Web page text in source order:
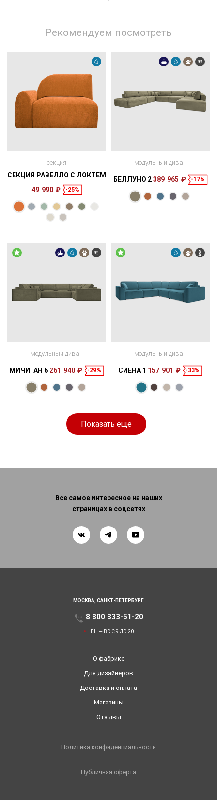
Рекомендуем посмотреть
Размеры
128 × 84 × 125
Спальное
165 × 100 см
секция
СЕКЦИЯ РАВЕЛЛО С ЛОКТЕМ
49 990 ₽
-25%
модульный диван
БЕЛЛУНО 2389 965 ₽ -17%
модульный диван
МИЧИГАН 6 261 940 ₽ -29%
модульный диван
СИЕНА 1 157 901 ₽ -33%
Показать еще
Все самое интересное на наших
страницах в соцсетях
МОСКВА, САНКТ-ПЕТЕРБУРГ
8 800 333-51-20
ПН — ВС С 9 ДО 20
О фабрике
Для дизайнеров
Доставка и оплата
Магазины
Отзывы
Политика конфиденциальности
Публичная оферта